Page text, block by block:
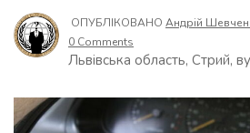
ОПУБЛІКОВАНО Андрій
0 Comments
Львівська область, Стрий,